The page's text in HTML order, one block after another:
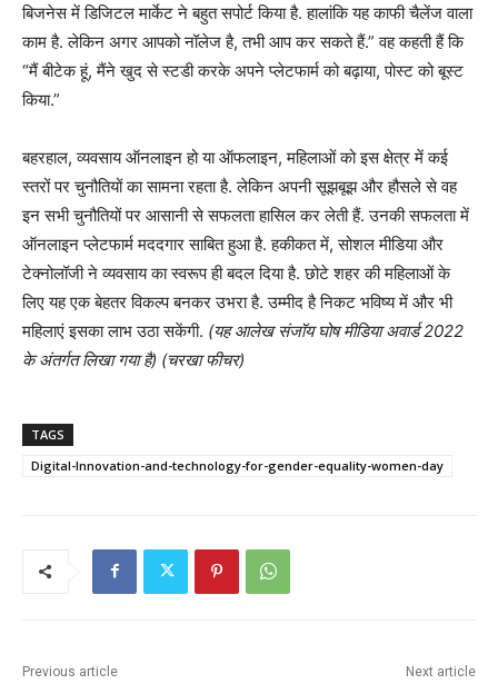
बिजनेस में डिजिटल मार्केट ने बहुत सपोर्ट किया है. हालांकि यह काफी चैलेंज वाला
काम है. लेकिन अगर आपको नॉलेज है, तभी आप कर सकते हैं.” वह कहती हैं कि
“मैं बीटेक हूं, मैंने खुद से स्टडी करके अपने प्लेटफार्म को बढ़ाया, पोस्ट को बूस्ट
किया.”
बहरहाल, व्यवसाय ऑनलाइन हो या ऑफलाइन, महिलाओं को इस क्षेत्र में कई
स्तरों पर चुनौतियों का सामना रहता है. लेकिन अपनी सूझबूझ और हौसले से वह
इन सभी चुनौतियों पर आसानी से सफलता हासिल कर लेती हैं. उनकी सफलता में
ऑनलाइन प्लेटफार्म मददगार साबित हुआ है. हकीकत में, सोशल मीडिया और
टेक्नोलॉजी ने व्यवसाय का स्वरूप ही बदल दिया है. छोटे शहर की महिलाओं के
लिए यह एक बेहतर विकल्प बनकर उभरा है. उम्मीद है निकट भविष्य में और भी
महिलाएं इसका लाभ उठा सकेंगी. (यह आलेख संजॉय घोष मीडिया अवार्ड 2022
के अंतर्गत लिखा गया है) (चरखा फीचर)
TAGS
Digital-Innovation-and-technology-for-gender-equality-women-day
Previous article Next article